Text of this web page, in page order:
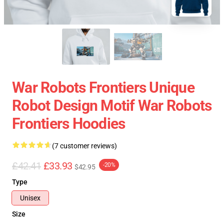
War Robots Frontiers Unique
Robot Design Motif War Robots
Frontiers Hoodies
(7 customer reviews)
£42.41 £33.93 $42.95 -20%
Type
Unisex
Size